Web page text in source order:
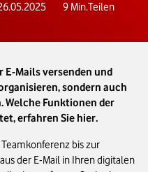
9 Min.Teilen
Mails versenden und
sondern auch
Welche Funktionen der
erfahren Sie hier.
bis zur
der E-Mail in Ihren digitalen